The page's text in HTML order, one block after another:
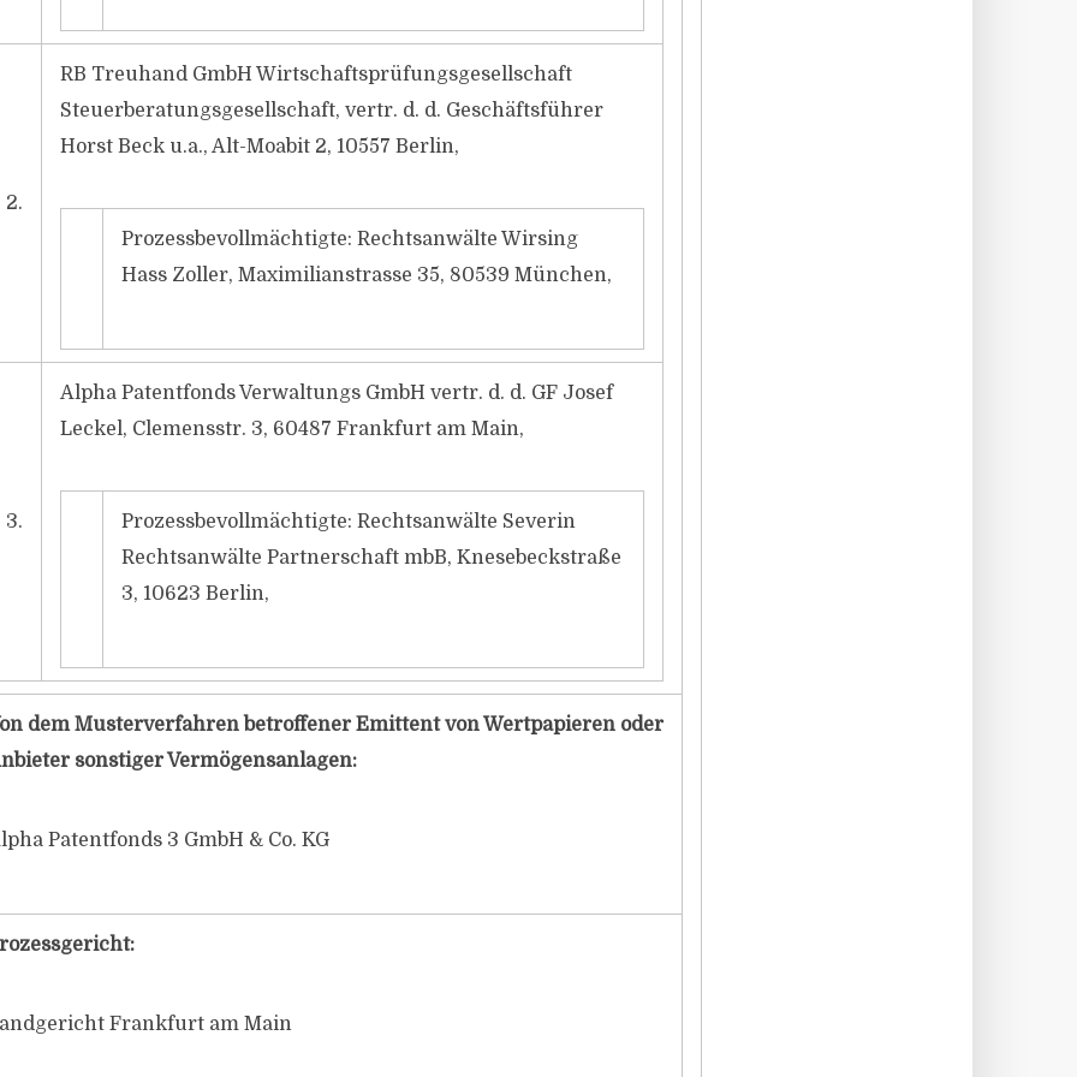
2.
RB Treuhand GmbH Wirtschaftsprüfungsgesellschaft
Steuerberatungsgesellschaft, vertr. d. d. Geschäftsführer
Horst Beck u.a., Alt-Moabit 2, 10557 Berlin,
Prozessbevollmächtigte: Rechtsanwälte Wirsing
Hass Zoller, Maximilianstrasse 35, 80539 München,
3.
Alpha Patentfonds Verwaltungs GmbH vertr. d. d. GF Josef
Leckel, Clemensstr. 3, 60487 Frankfurt am Main,
Prozessbevollmächtigte: Rechtsanwälte Severin
Rechtsanwälte Partnerschaft mbB, Knesebeckstraße
3, 10623 Berlin,
dem Musterverfahren betroffener Emittent von Wertpapieren oder
sonstiger Vermögensanlagen:
Patentfonds 3 GmbH & Co. KG
Frankfurt am Main